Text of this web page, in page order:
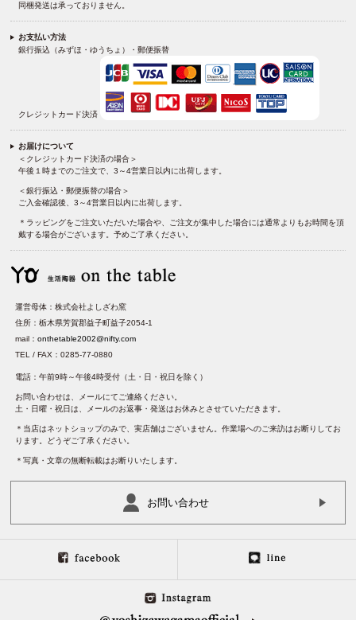
同梱発送は承っておりません。
お支払い方法
銀行振込（みずほ・ゆうちょ）・郵便振替
クレジットカード決済
お届けについて
＜クレジットカード決済の場合＞
午後１時までのご注文で、3～4営業日以内に出荷します。
＜銀行振込・郵便振替の場合＞
ご入金確認後、3～4営業日以内に出荷します。
＊ラッピングをご注文いただいた場合や、ご注文が集中した場合には通常よりもお時間を頂
戴する場合がございます。予めご了承ください。
運営母体：株式会社よしざわ窯
住所：栃木県芳賀郡益子町益子2054-1
mail：onthetable2002@nifty.com
TEL / FAX：0285-77-0880
電話：午前9時～午後4時受付（土・日・祝日を除く）
お問い合わせは、メールにてご連絡ください。
土・日曜・祝日は、メールのお返事・発送はお休みとさせていただきます。
＊当店はネットショップのみで、実店舗はございません。作業場へのご来訪はお断りしてお
ります。どうぞご了承ください。
＊写真・文章の無断転載はお断りいたします。
お問い合わせ